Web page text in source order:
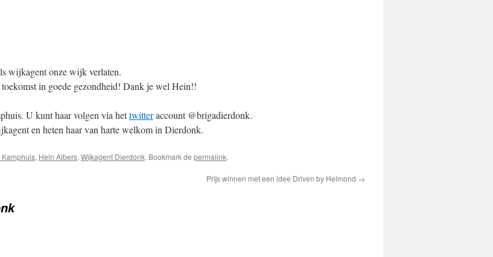
wijkagent onze wijk verlaten.
in goede gezondheid! Dank je wel Hein!!
U kunt haar volgen via hettwitteraccount @brigadierdonk.
en heten haar van harte welkom in Dierdonk.
Kamphuis, Hein Albers, Wijkagent Dierdonk. Bookmark de permalink.
Prijs winnen met een idee Driven by Helmond →